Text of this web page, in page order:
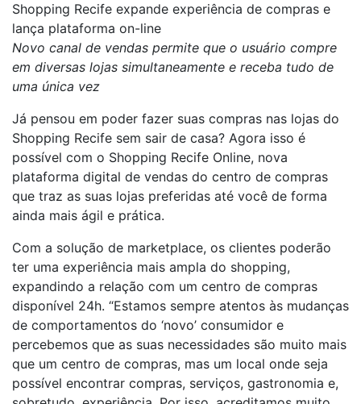
Shopping Recife expande experiência de compras e
lança plataforma on-line
Novo canal de vendas permite que o usuário compre
em diversas lojas simultaneamente e receba tudo de
uma única vez
Já pensou em poder fazer suas compras nas lojas do
Shopping Recife sem sair de casa? Agora isso é
possível com o Shopping Recife Online, nova
plataforma digital de vendas do centro de compras
que traz as suas lojas preferidas até você de forma
ainda mais ágil e prática.
Com a solução de marketplace, os clientes poderão
ter uma experiência mais ampla do shopping,
expandindo a relação com um centro de compras
disponível 24h. “Estamos sempre atentos às mudanças
de comportamentos do ‘novo’ consumidor e
percebemos que as suas necessidades são muito mais
que um centro de compras, mas um local onde seja
possível encontrar compras, serviços, gastronomia e,